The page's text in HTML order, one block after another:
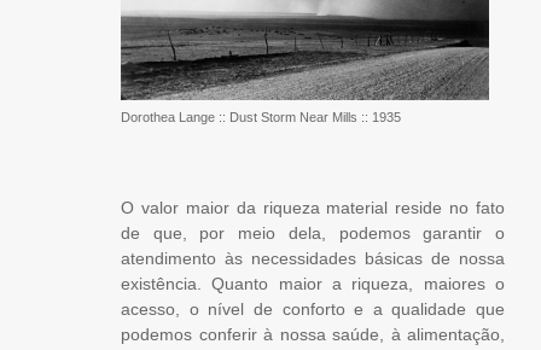
Dorothea Lange :: Dust Storm Near Mills :: 1935
O valor maior da riqueza material reside no fato
de que, por meio dela, podemos garantir o
atendimento às necessidades básicas de nossa
existência. Quanto maior a riqueza, maiores o
acesso, o nível de conforto e a qualidade que
podemos conferir à nossa saúde, à alimentação,